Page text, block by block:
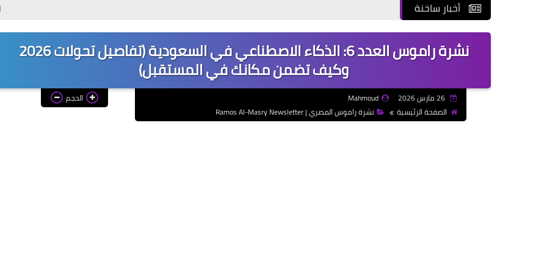
أخبار ساخنة مكملات لاعبي كرة القدم: 7
نشرة راموس العدد 6: الذكاء الاصطناعي في السعودية (تفاصيل تحولات 2026
وكيف تضمن مكانك في المستقبل)
26 مارس 2026
Mahmoud
الصفحة الرئيسية
نشرة راموس المصري | Ramos Al-Masry Newsletter
الحجم